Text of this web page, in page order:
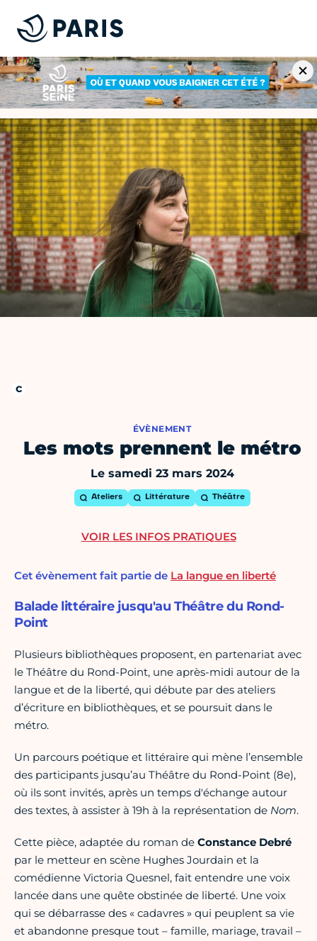
ÉVÈNEMENT
Les mots prennent le métro
Le samedi 23 mars 2024
Ateliers Littérature Théâtre
Cet évènement fait partie de La langue en liberté
Balade littéraire jusqu'au Théâtre du Rond-
Point
Plusieurs bibliothèques proposent, en partenariat avec
le Théâtre du Rond-Point, une après-midi autour de la
langue et de la liberté, qui débute par des ateliers
d’écriture en bibliothèques, et se poursuit dans le
métro.
Un parcours poétique et littéraire qui mène l’ensemble
des participants jusqu’au Théâtre du Rond-Point (8e),
où ils sont invités, après un temps d'échange autour
des textes, à assister à 19h à la représentation de Nom.
Cette pièce, adaptée du roman de Constance Debré
par le metteur en scène Hughes Jourdain et la
comédienne Victoria Quesnel, fait entendre une voix
lancée dans une quête obstinée de liberté. Une voix
qui se débarrasse des « cadavres » qui peuplent sa vie
et abandonne presque tout – famille, mariage, travail –
VOIR LES INFOS PRATIQUES